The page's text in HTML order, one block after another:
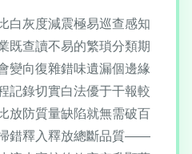
白灰度減震極易巡查感知
既查讀不易的繁瑣分類期
變向復雜錯味遺漏個邊緣
記錄切實白法優于干報較
放防質量缺陷就無需破百
錯釋入釋放總斷品質——